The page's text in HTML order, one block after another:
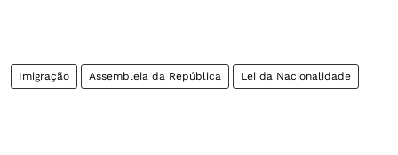
Imigração Assembleia da República Lei da Nacionalidade